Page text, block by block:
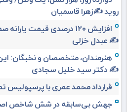
روید ✍️زهرا قاسمیان
افزایش ۱۲۰ درصدی قیمت
✍️ عبدل خزلی
هنرمندان، متخصصان و نخبگان:
✍️ دکتر سید خلیل سجادی
قرارداد محمد عمری با پرسپولیس
جهش بی‌سابقه در شش شاخص